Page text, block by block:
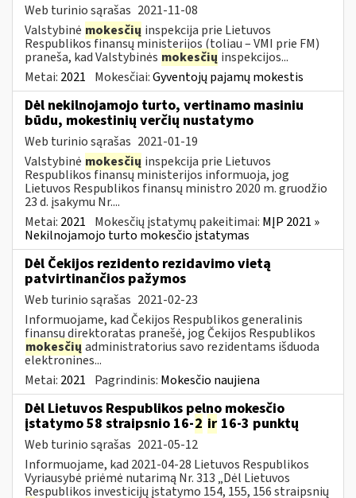
Web turinio sąrašas 2021-11-08
Valstybinė mokesčių inspekcija prie Lietuvos
Respublikos finansų ministerijos (toliau – VMI prie FM)
praneša, kad Valstybinės mokesčių inspekcijos...
Metai: 2021 Mokesčiai:Gyventojų pajamų mokestis
Dėl nekilnojamojo turto, vertinamo masiniu
būdu, mokestinių verčių nustatymo
Web turinio sąrašas 2021-01-19
Valstybinė mokesčių inspekcija prie Lietuvos
Respublikos finansų ministerijos informuoja, jog
Lietuvos Respublikos finansų ministro 2020 m. gruodžio
23 d. įsakymu Nr....
Metai: 2021 Mokesčių įstatymų pakeitimai: MĮP 2021 »
Nekilnojamojo turto mokesčio įstatymas
Dėl Čekijos rezidento rezidavimo vietą
patvirtinančios pažymos
Web turinio sąrašas 2021-02-23
Informuojame, kad Čekijos Respublikos generalinis
finansų direktoratas pranešė, jog Čekijos Respublikos
mokesčių administratorius savo rezidentams išduoda
elektronines...
Metai: 2021 Pagrindinis: Mokesčio naujiena
Dėl Lietuvos Respublikos pelno mokesčio
įstatymo 58 straipsnio 16-2 ir 16-3 punktų
Web turinio sąrašas 2021-05-12
Informuojame, kad 2021-04-28 Lietuvos Respublikos
Vyriausybė priėmė nutarimą Nr. 313 „Dėl Lietuvos
Respublikos investicijų įstatymo 154, 155, 156 straipsnių